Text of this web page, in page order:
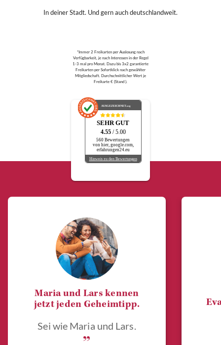
In deiner Stadt. Und gern auch deutschlandweit.
*Immer 2 Freikarten per Auslosung nach
Verfügbarkeit, je nach Interessen in der Regel
1-3 mal pro Monat. Dazu bis 3x2 garantierte
Freikarten per Sofortklick nach gewählter
Mitgliedschaft. Durchschnittlicher Wert je
Freikarte € (Stand ).
AUSGEZEICHNET.org
SEHR GUT
4.55 / 5.00
560 Bewertungen
von hier, google.com,
erfahrungen24.eu
Hinweis zu den Bewertungen
Maria und Lars kennen
jetzt jeden Geheimtipp.
Sei wie Maria und Lars.
„